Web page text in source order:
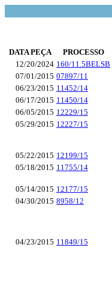
DATA PEÇA PROCESSO
12/20/2024 160/11.5BELSB
07/01/2015 07897/11
06/23/2015 11452/14
06/17/2015 11450/14
06/05/2015 12229/15
05/29/2015 12227/15
05/22/2015 12199/15
05/18/2015 11755/14
05/14/2015 12177/15
04/30/2015 8958/12
04/23/2015 11849/15